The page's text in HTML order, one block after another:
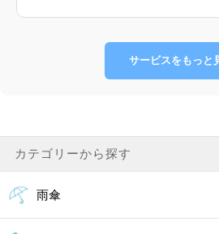
サービスをもっと
カテゴリーから探す
雨傘